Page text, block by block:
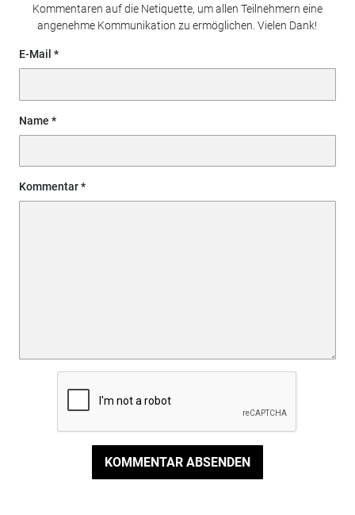
Kommentaren auf die Netiquette, um allen Teilnehmern eine
angenehme Kommunikation zu ermöglichen. Vielen Dank!
E-Mail
Name
Kommentar
KOMMENTAR ABSENDEN